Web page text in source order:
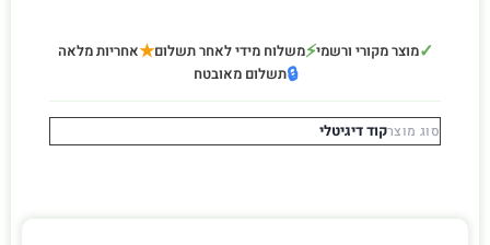
✓מוצר מקורי ורשמי⚡משלוח מידי לאחר תשלום★אחריות מלאה
🔒תשלום מאובטח
סוג מוצרקוד דיגיטלי